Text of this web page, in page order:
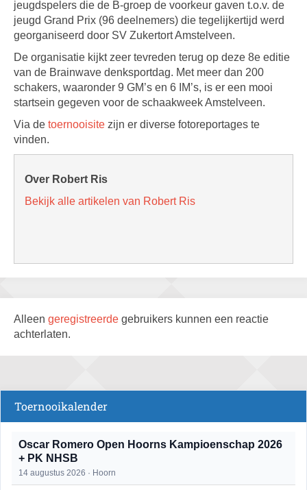
jeugdspelers die de B-groep de voorkeur gaven t.o.v. de
jeugd Grand Prix (96 deelnemers) die tegelijkertijd werd
georganiseerd door SV Zukertort Amstelveen.
De organisatie kijkt zeer tevreden terug op deze 8e editie
van de Brainwave denksportdag. Met meer dan 200
schakers, waaronder 9 GM’s en 6 IM’s, is er een mooi
startsein gegeven voor de schaakweek Amstelveen.
Via de toernooisite zijn er diverse fotoreportages te
vinden.
Over Robert Ris
Bekijk alle artikelen van Robert Ris
Alleen geregistreerde gebruikers kunnen een reactie
achterlaten.
Toernooikalender
Oscar Romero Open Hoorns Kampioenschap 2026
+ PK NHSB
14 augustus 2026 · Hoorn